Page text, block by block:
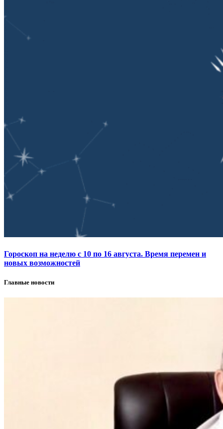
Гороскоп на неделю с 10 по 16 августа. Время перемен и
новых возможностей
Главные новости